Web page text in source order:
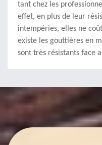
tant chez les
effet, en plus de leur
intempéries, elles ne
existe les gouttières en
sont très résistants face